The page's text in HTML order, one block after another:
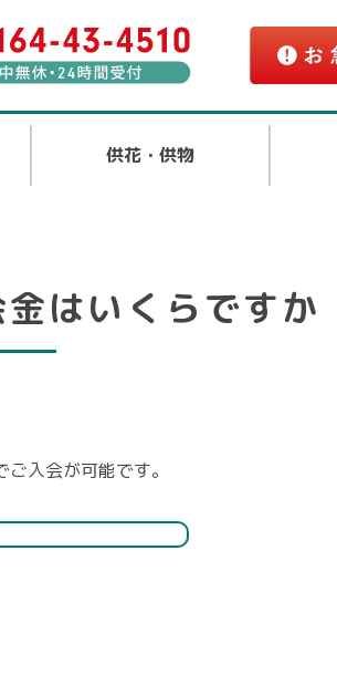
供花・供物
はいくらですか
入会が可能です。